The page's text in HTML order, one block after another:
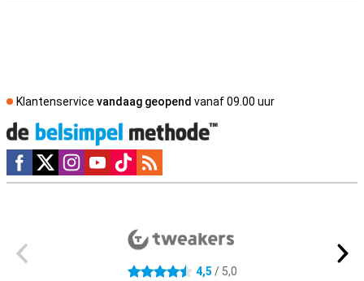
Klantenservice vandaag geopend vanaf 09.00 uur
Social media
4.5 sterren 4,5 / 5,0